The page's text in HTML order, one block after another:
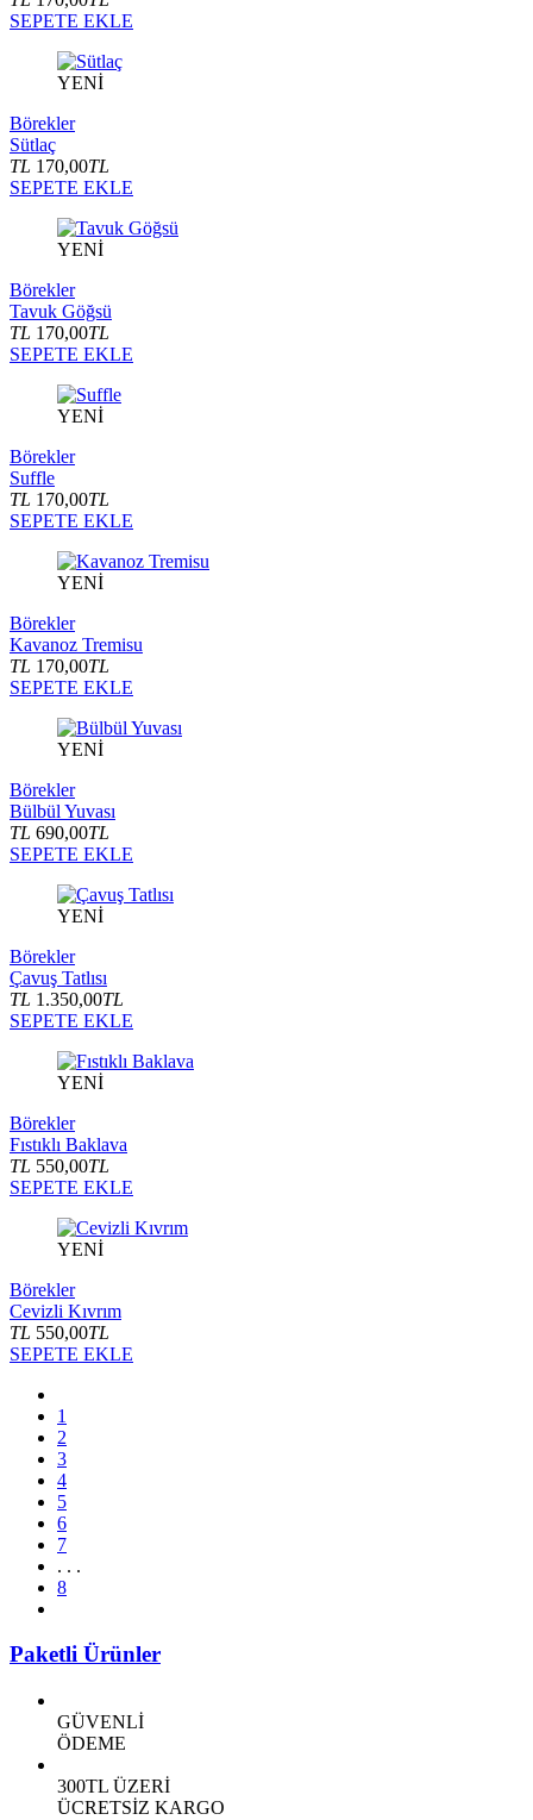
SEPETE EKLE
YENİ
Börekler
Sütlaç
TL 170,00TL
SEPETE EKLE
YENİ
Börekler
Tavuk Göğsü
TL 170,00TL
SEPETE EKLE
YENİ
Börekler
Suffle
TL 170,00TL
SEPETE EKLE
YENİ
Börekler
Kavanoz Tremisu
TL 170,00TL
SEPETE EKLE
YENİ
Börekler
Bülbül Yuvası
TL 690,00TL
SEPETE EKLE
YENİ
Börekler
Çavuş Tatlısı
TL 1.350,00TL
SEPETE EKLE
YENİ
Börekler
Fıstıklı Baklava
TL 550,00TL
SEPETE EKLE
YENİ
Börekler
Cevizli Kıvrım
TL 550,00TL
SEPETE EKLE
1
2
3
4
5
6
7
. . .
8
Paketli Ürünler
GÜVENLİ
ÖDEME
300TL ÜZERİ
ÜCRETSİZ KARGO